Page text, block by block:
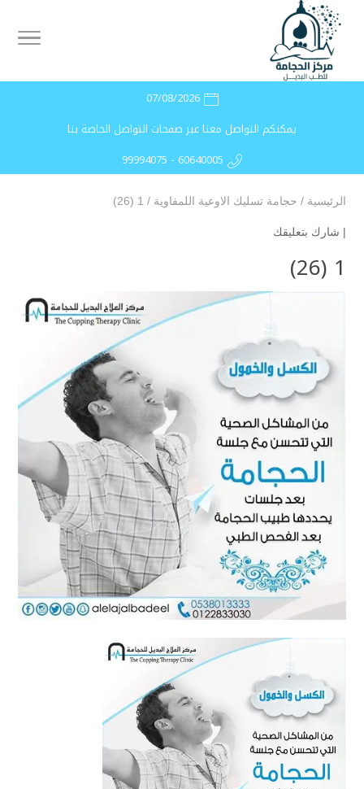
07/08/2026
يمكنكم التواصل معنا عبر صفحات التواصل الخاصة بنا
99994075 - 60640005
الرئيسية / حجامة تسليك الاوعية اللمفاوية /
1 (26)
| شارك بتعليقك
1 (26)